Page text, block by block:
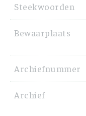
Steekwoorden
Bewaarplaats
Archiefnummer
Archief